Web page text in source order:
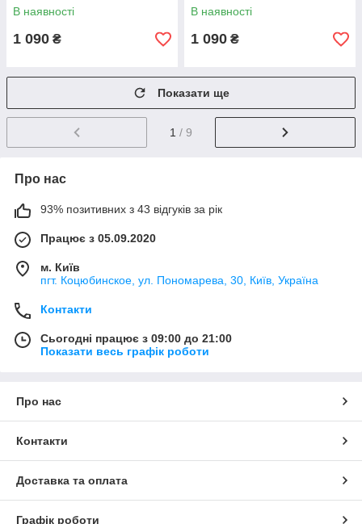
В наявності
1 090 ₴
В наявності
1 090 ₴
Показати ще
1 / 9
Про нас
93% позитивних з 43 відгуків за рік
Працює з 05.09.2020
м. Київ
пгт. Коцюбинское, ул. Пономарева, 30, Київ, Україна
Контакти
Сьогодні працює з 09:00 до 21:00
Показати весь графік роботи
Про нас
Контакти
Доставка та оплата
Графік роботи